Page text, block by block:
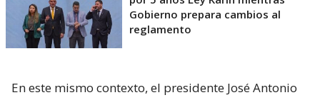
Gobierno prepara cambios al
reglamento
En este mismo contexto, el presidente José Antonio